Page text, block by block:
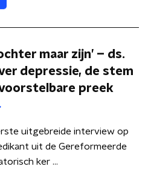
maar zijn’ – ds.
depressie, de stem
preek
uitgebreide interview op
uit de Gereformeerde
ker ...